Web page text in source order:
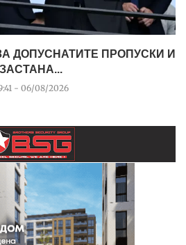
ДОПУСНАТИТЕ ПРОПУСКИ И
ЗАСТАНА...
- 06/08/2026